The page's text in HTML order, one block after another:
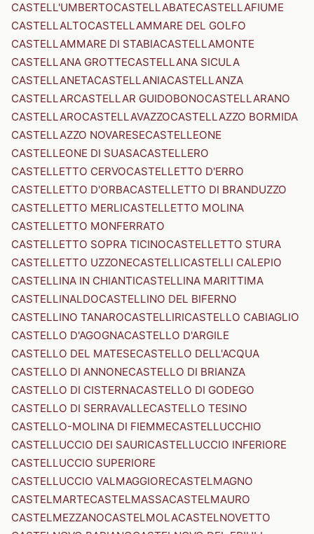
CASTELL'UMBERTOCASTELLABATECASTELLAFIUME
CASTELLALTOCASTELLAMMARE DEL GOLFO
CASTELLAMMARE DI STABIACASTELLAMONTE
CASTELLANA GROTTECASTELLANA SICULA
CASTELLANETACASTELLANIACASTELLANZA
CASTELLARCASTELLAR GUIDOBONOCASTELLARANO
CASTELLAROCASTELLAVAZZOCASTELLAZZO BORMIDA
CASTELLAZZO NOVARESECASTELLEONE
CASTELLEONE DI SUASACASTELLERO
CASTELLETTO CERVOCASTELLETTO D'ERRO
CASTELLETTO D'ORBACASTELLETTO DI BRANDUZZO
CASTELLETTO MERLICASTELLETTO MOLINA
CASTELLETTO MONFERRATO
CASTELLETTO SOPRA TICINOCASTELLETTO STURA
CASTELLETTO UZZONECASTELLICASTELLI CALEPIO
CASTELLINA IN CHIANTICASTELLINA MARITTIMA
CASTELLINALDOCASTELLINO DEL BIFERNO
CASTELLINO TANAROCASTELLIRICASTELLO CABIAGLIO
CASTELLO D'AGOGNACASTELLO D'ARGILE
CASTELLO DEL MATESECASTELLO DELL'ACQUA
CASTELLO DI ANNONECASTELLO DI BRIANZA
CASTELLO DI CISTERNACASTELLO DI GODEGO
CASTELLO DI SERRAVALLECASTELLO TESINO
CASTELLO-MOLINA DI FIEMMECASTELLUCCHIO
CASTELLUCCIO DEI SAURICASTELLUCCIO INFERIORE
CASTELLUCCIO SUPERIORE
CASTELLUCCIO VALMAGGIORECASTELMAGNO
CASTELMARTECASTELMASSACASTELMAURO
CASTELMEZZANOCASTELMOLACASTELNOVETTO